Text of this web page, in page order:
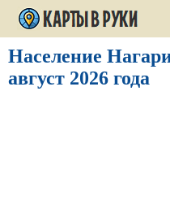
Население
август 2026 года